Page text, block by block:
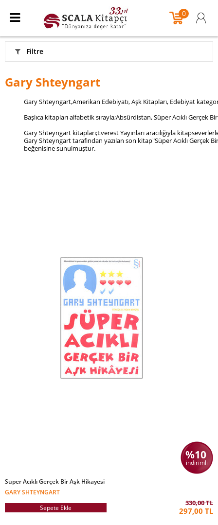
0
Filtre
Gary Shteyngart
Gary Shteyngart,Amerikan Edebiyatı, Aşk Kitapları, Edebiyat
Başlıca kitapları alfabetik sırayla;Absürdistan, Süper Acıklı Gerçek
Gary Shteyngart kitapları;Everest Yayınları aracılığıyla
Gary Shteyngart tarafından yazılan son kitap"Süper Acıklı Gerçek
beğenisine sunulmuştur.
%10
indirimli
Süper Acıklı Gerçek Bir Aşk Hikayesi
GARY SHTEYNGART
Sepete Ekle
330,00 TL
297,00 TL